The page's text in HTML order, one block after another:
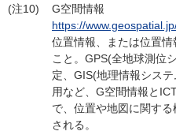
(注10)
G空間情報
https://
位置情報、または位置
こと。GPS(全地球測位
定、GIS(地理情報シス
用など、G空間情報と
で、位置や地図に関す
される。